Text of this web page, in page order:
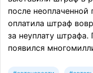
после неоплаченной
оплатила штраф
за неуплату штрафа.
появился